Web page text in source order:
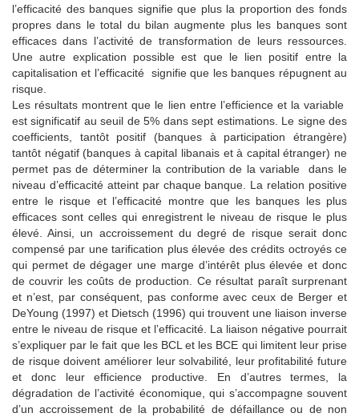
l’efficacité des banques signifie que plus la proportion des fonds
propres dans le total du bilan augmente plus les banques sont
efficaces dans l’activité de transformation de leurs ressources.
Une autre explication possible est que le lien positif entre la
capitalisation et l’efficacité signifie que les banques répugnent au
risque.
Les résultats montrent que le lien entre l’efficience et la variable
est significatif au seuil de 5% dans sept estimations. Le signe des
coefficients, tantôt positif (banques à participation étrangère)
tantôt négatif (banques à capital libanais et à capital étranger) ne
permet pas de déterminer la contribution de la variable dans le
niveau d’efficacité atteint par chaque banque. La relation positive
entre le risque et l’efficacité montre que les banques les plus
efficaces sont celles qui enregistrent le niveau de risque le plus
élevé. Ainsi, un accroissement du degré de risque serait donc
compensé par une tarification plus élevée des crédits octroyés ce
qui permet de dégager une marge d’intérêt plus élevée et donc
de couvrir les coûts de production. Ce résultat paraît surprenant
et n’est, par conséquent, pas conforme avec ceux de Berger et
DeYoung (1997) et Dietsch (1996) qui trouvent une liaison inverse
entre le niveau de risque et l’efficacité. La liaison négative pourrait
s’expliquer par le fait que les BCL et les BCE qui limitent leur prise
de risque doivent améliorer leur solvabilité, leur profitabilité future
et donc leur efficience productive. En d’autres termes, la
dégradation de l’activité économique, qui s’accompagne souvent
d’un accroissement de la probabilité de défaillance ou de non